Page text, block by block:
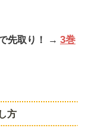
先取り！ → 3巻
方